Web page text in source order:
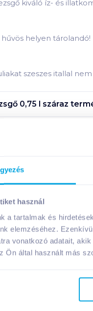
használ
a tartalmak és
elemzéséhez.
vonatkozó adatait,
Ön által használt más
kiváló íz- és
helyen tárolandó!
szeszes itallal
0,75 l száraz